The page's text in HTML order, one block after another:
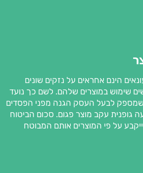
הינם אחראים על נזקים שונים
שימוש במוצרים שלהם. לשם כך נועד
שמספק לבעל העסק הגנה מפני הפסדים
גופנית עקב מוצר פגום. סכום הביטוח
על פי המוצרים אותם המבוטח